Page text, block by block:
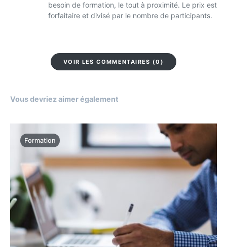
besoin de formation, le tout à proximité. Le prix est
forfaitaire et divisé par le nombre de participants.
VOIR LES COMMENTAIRES (0)
Vous devriez aimer également
Formation